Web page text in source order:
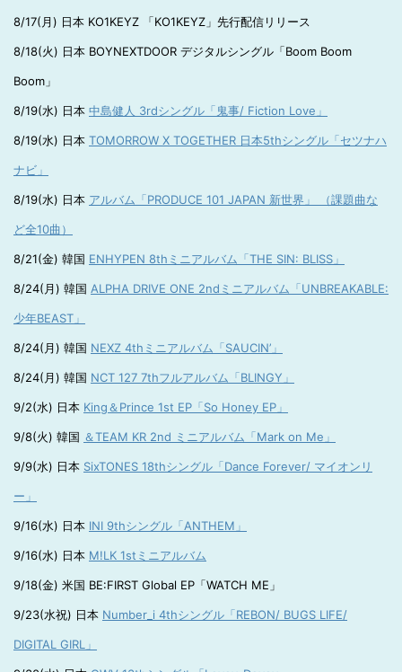
8/17(月) 日本 KO1KEYZ 「KO1KEYZ」先行配信リリース
8/18(火) 日本 BOYNEXTDOOR デジタルシングル「Boom Boom
Boom」
8/19(水) 日本 中島健人 3rdシングル「鬼事/ Fiction Love」
8/19(水) 日本 TOMORROW X TOGETHER 日本5thシングル「セツナハ
ナビ」
8/19(水) 日本 アルバム「PRODUCE 101 JAPAN 新世界」 （課題曲な
ど全10曲）
8/21(金) 韓国 ENHYPEN 8thミニアルバム「THE SIN: BLISS」
8/24(月) 韓国 ALPHA DRIVE ONE 2ndミニアルバム「UNBREAKABLE:
少年BEAST」
8/24(月) 韓国 NEXZ 4thミニアルバム「SAUCIN’」
8/24(月) 韓国 NCT 127 7thフルアルバム「BLINGY」
9/2(水) 日本 King＆Prince 1st EP「So Honey EP」
9/8(火) 韓国 ＆TEAM KR 2nd ミニアルバム「Mark on Me」
9/9(水) 日本 SixTONES 18thシングル「Dance Forever/ マイオンリ
ー」
9/16(水) 日本 INI 9thシングル「ANTHEM」
9/16(水) 日本 M!LK 1stミニアルバム
9/18(金) 米国 BE:FIRST Global EP「WATCH ME」
9/23(水祝) 日本 Number_i 4thシングル「REBON/ BUGS LIFE/
DIGITAL GIRL」